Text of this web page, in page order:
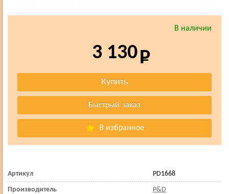
В наличии
3 130
В избранное
Артикул PD1668
Производитель P&D